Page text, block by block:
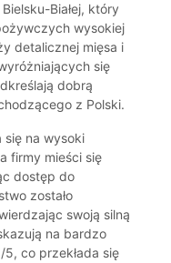
Białej, który
wysokiej
detalicznej mięsa i
się
dobrą
z Polski.
się na wysoki
firmy mieści się
dostęp do
zostało
swoją silną
na bardzo
co przekłada się